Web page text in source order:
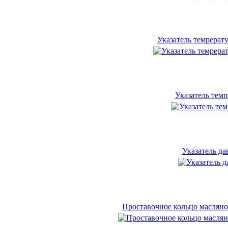
Указатель
Указатель
Указатель
Проставочное кольцо